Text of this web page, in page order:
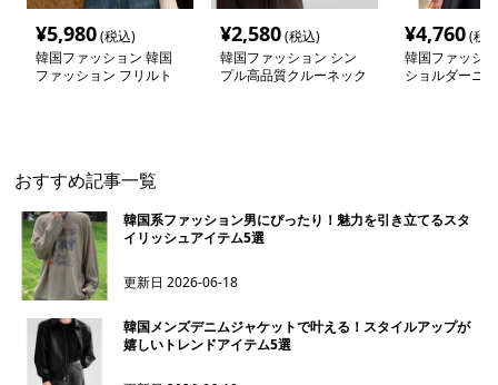
¥5,980(税込)
韓国ファッション 韓国
ファッション フリルト
¥2,580(税込)
韓国ファッション シン
プル高品質クルーネック
¥4,760(税
韓国ファッシ
ショルダーニ
おすすめ記事一覧
韓国系ファッション男にぴったり！魅力を引き立てるスタ
イリッシュアイテム5選
更新日2026-06-18
韓国メンズデニムジャケットで叶える！スタイルアップが
嬉しいトレンドアイテム5選